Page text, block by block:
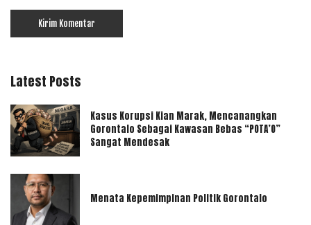
Latest Posts
Kasus Korupsi Kian Marak, Mencanangkan
Gorontalo Sebagai Kawasan Bebas “POTA’O”
Sangat Mendesak
Menata Kepemimpinan Politik Gorontalo